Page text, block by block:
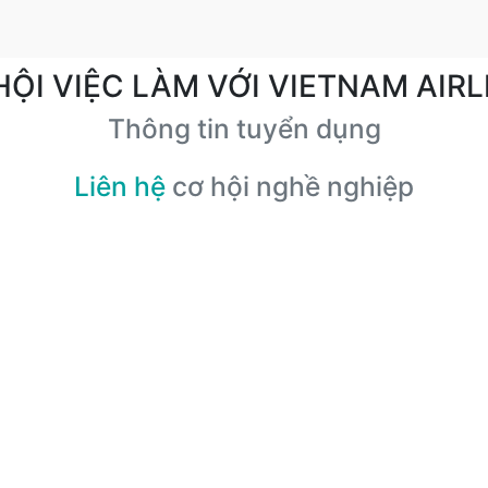
VIỆC LÀM VỚI VIETNAM
Thông tin tuyển dụng
Liên hệ cơ hội nghề nghiệp